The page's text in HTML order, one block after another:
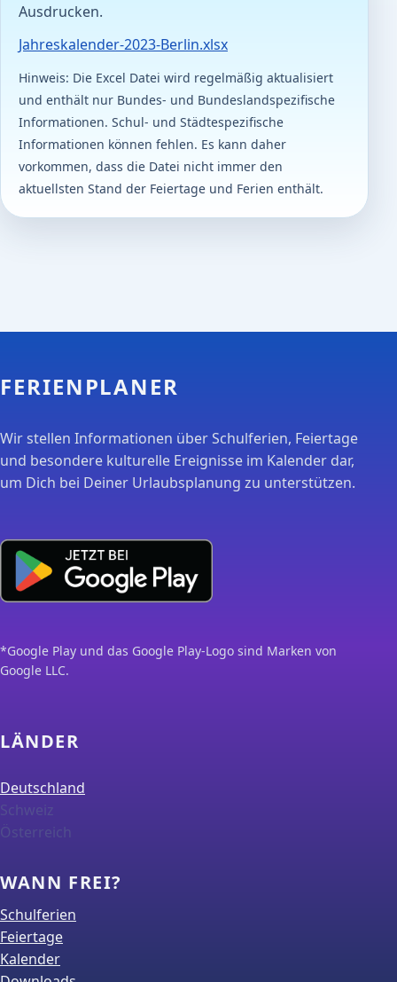
Ausdrucken.
Jahreskalender-2023-Berlin.xlsx
Hinweis: Die Excel Datei wird regelmäßig aktualisiert
und enthält nur Bundes- und Bundeslandspezifische
Informationen. Schul- und Städtespezifische
Informationen können fehlen. Es kann daher
vorkommen, dass die Datei nicht immer den
aktuellsten Stand der Feiertage und Ferien enthält.
FERIENPLANER
Wir stellen Informationen über Schulferien, Feiertage
und besondere kulturelle Ereignisse im Kalender dar,
um Dich bei Deiner Urlaubsplanung zu unterstützen.
*Google Play und das Google Play-Logo sind Marken von
Google LLC.
LÄNDER
Deutschland
Schweiz
Österreich
WANN FREI?
Schulferien
Feiertage
Kalender